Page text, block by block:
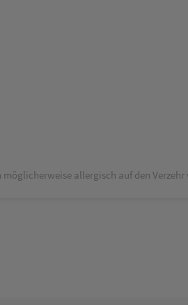
möglicherweise allergisch auf den